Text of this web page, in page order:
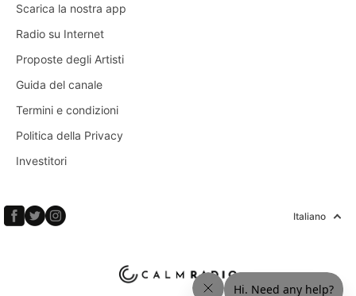
Scarica la nostra app
Radio su Internet
Proposte degli Artisti
Guida del canale
Termini e condizioni
Politica della Privacy
Investitori
Italiano